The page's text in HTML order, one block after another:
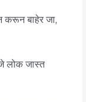
करून बाहेर जा,
लोक जास्त